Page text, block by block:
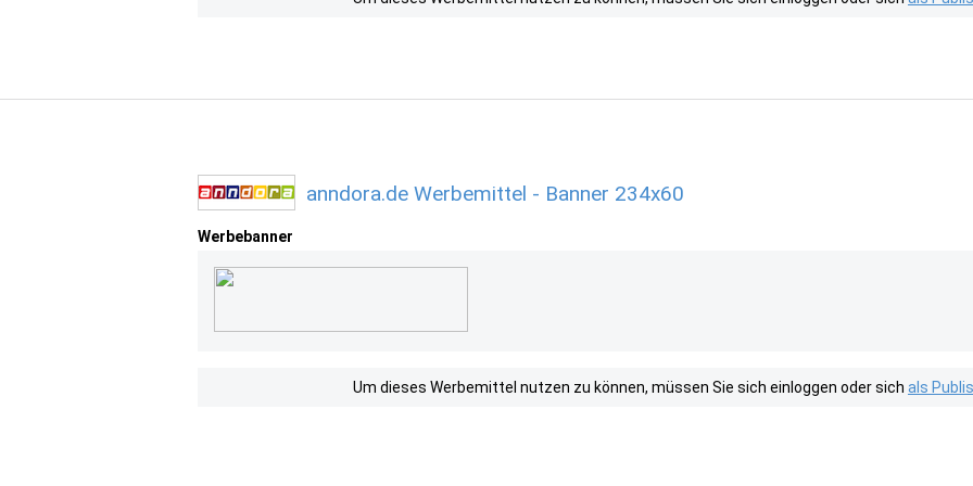
anndora.de Werbemittel - Banner 234x60
Werbebanner
Um dieses Werbemittel nutzen zu können, müssen Sie sich einloggen oder sich als